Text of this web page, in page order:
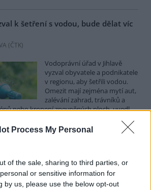
Process My Personal
of the sale, sharing to third parties, or
or sensitive information for
by us, please use the below opt-out
k šetření s vodou, bude dělat víc
(ČTK)
Vodoprávní úřad v Jihlavě
vyzval obyvatele a podnikatele
v regionu, aby šetřili vodou.
Omezit mají zejména mytí aut,
zalévání zahrad, trávníků a
nebo kropení zpevněných ploch, uvedl
Výzva k šetření vodou platí pro
pod Jihlavu jako obec s rozšířenou
překupníků papoušků, zajistili